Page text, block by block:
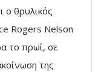
ο θρυλικός
Rogers Nelson
το πρωί, σε
της